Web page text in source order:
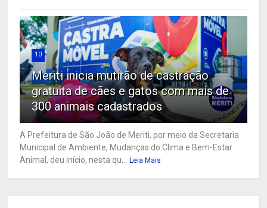
10
Meriti inicia mutirão de castração
gratuita de cães e gatos com mais de
300 animais cadastrados
A Prefeitura de São João de Meriti, por meio da Secretaria
Municipal de Ambiente, Mudanças do Clima e Bem-Estar
Animal, deu início, nesta qu... Leia Mais